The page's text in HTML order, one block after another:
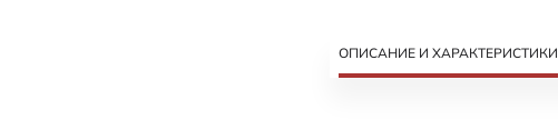
ОПИСАНИЕ И ХАРАКТЕРИСТИКИ